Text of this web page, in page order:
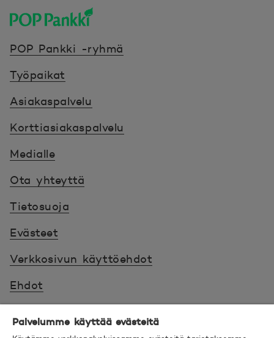
POP Pankki -ryhmä
Työpaikat
Asiakaspalvelu
Korttiasiakaspalvelu
Medialle
Ota yhteyttä
Tietosuoja
Evästeet
Verkkosivun käyttöehdot
Ehdot
Palvelumme käyttää evästeitä